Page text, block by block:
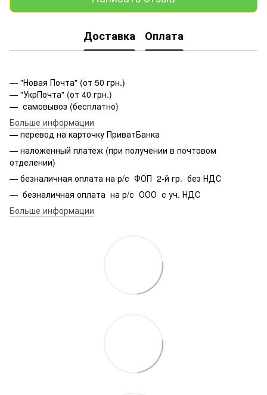
Доставка Оплата
— "Новая Почта" (от 50 грн.)
— "УкрПочта" (от 40 грн.)
— самовывоз (бесплатно)
Больше информации
— перевод на карточку ПриватБанка
— наложенный платеж (при получении в почтовом
отделении)
— безналичная оплата на р/с ФОП 2-й гр. без НДС
— безналичная оплата на р/с ООО с уч. НДС
Больше информации